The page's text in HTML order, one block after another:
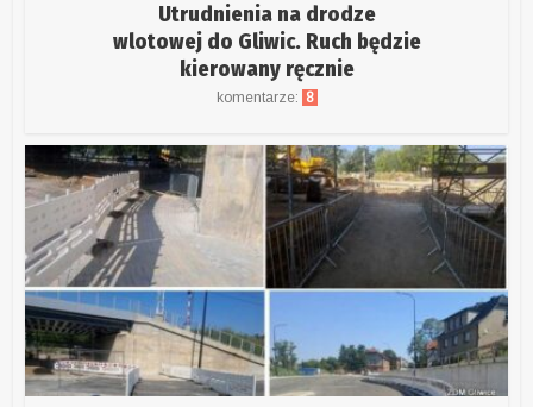
Utrudnienia na drodze
wlotowej do Gliwic. Ruch będzie
kierowany ręcznie
komentarze: 8